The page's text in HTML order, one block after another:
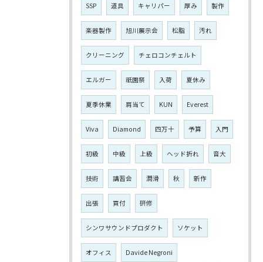
SSP 道具 キャリパー 厚み 製作
楽器製作 旭川展示会 松脂 汚れ
クリーニング チェロコンチェルト
エルガー 祇園祭 入荷 夏休み
夏季休業 肩当て KUN Everest
Viva Diamond 四万十 予算 入門
初級 中級 上級 ヘッド折れ 音大
技術 講習会 潤滑 秋 新作
出張 買付 研修
シンワサウンドプロダクト ソケット
オフィス Davide Negroni